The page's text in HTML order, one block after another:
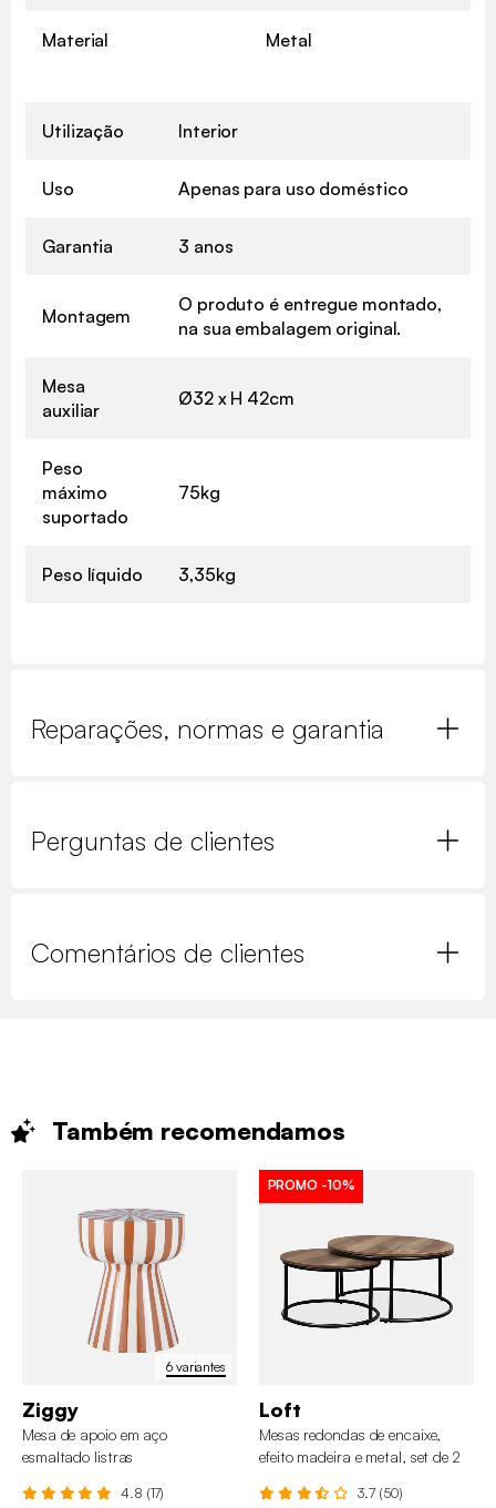
Material Metal
Utilização Interior
Uso Apenas para uso doméstico
Garantia 3 anos
Montagem
O produto é entregue montado,
na sua embalagem original.
Mesa
auxiliar
Ø32 x H 42cm
Peso
máximo
suportado
75kg
Peso líquido 3,35kg
Reparações, normas e garantia
Perguntas de clientes
Comentários de clientes
Também recomendamos
6 variantes
Ziggy
Mesa de apoio em aço
esmaltado listras
4.8 (17)
PROMO -10%
Loft
Mesas redondas de encaixe,
efeito madeira e metal, set de 2
3.7 (50)